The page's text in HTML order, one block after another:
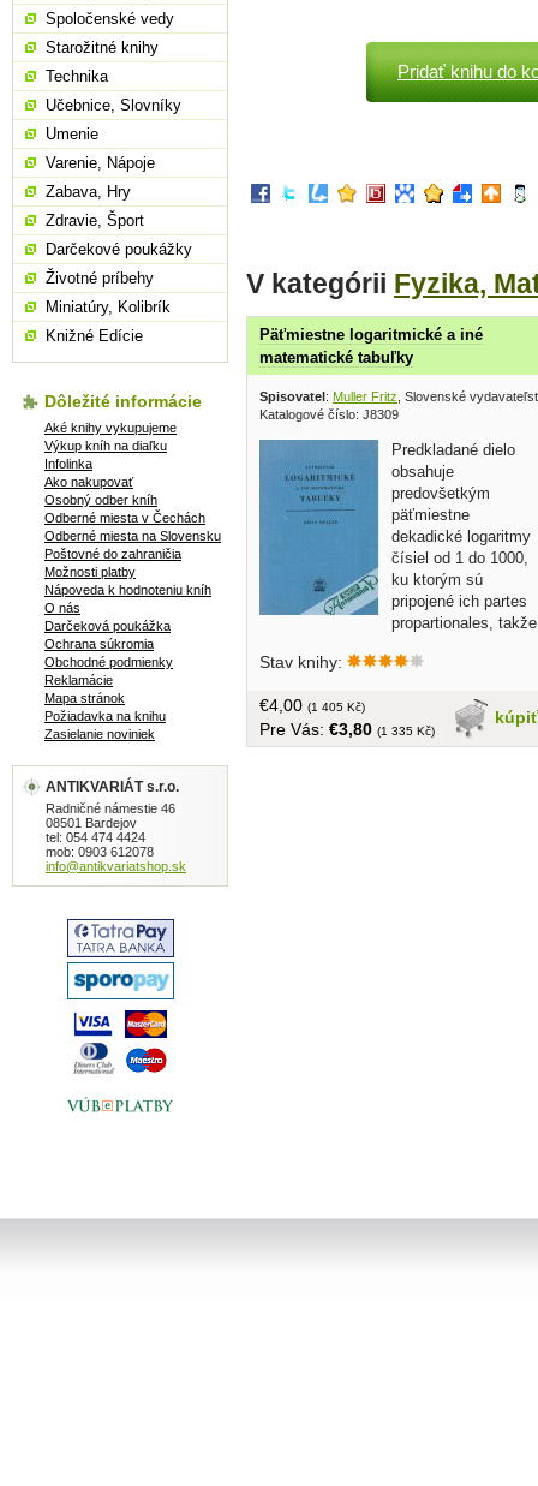
Pridať knihu do
V kategórii Fyzika,
Päťmiestne logaritmické a iné
matematické tabuľky
Spisovatel: Muller Fritz , Slovenské
Katalogové číslo: J8309
Predkladané dielo
obsahuje
predovšetkým
päťmiestne
dekadické logaritmy
čísiel od 1 do 1000,
ku ktorým sú
pripojené ich partes
propartionales, takže
vyčísliť logaritmy až do čísla 10 009,
goniometrických funkcií hodnôt po 1´,
prirodzené hodnoty goniometrických
funkcií... bez obalu, tvrdá väzba, 207
Stav knihy:
kúpiť
€4,00 (1 405 Kč)
Pre Vás: €3,80 (1 335 Kč)
Spoločenské vedy
Starožitné knihy
Technika
Učebnice, Slovníky
Umenie
Varenie, Nápoje
Zabava, Hry
Zdravie, Šport
Darčekové poukážky
Životné príbehy
Miniatúry, Kolibrík
Knižné Edície
Dôležité informácie
Aké knihy vykupujeme
Výkup kníh na diaľku
Infolinka
Ako nakupovať
Osobný odber kníh
Odberné miesta v Čechách
Odberné miesta na Slovensku
Poštovné do zahraničia
Možnosti platby
Nápoveda k hodnoteniu kníh
O nás
Darčeková poukážka
Ochrana súkromia
Obchodné podmienky
Reklamácie
Mapa stránok
Požiadavka na knihu
Zasielanie noviniek
ANTIKVARIÁT s.r.o.
Radničné námestie 46
08501 Bardejov
tel: 054 474 4424
mob: 0903 612078
info@antikvariatshop.sk